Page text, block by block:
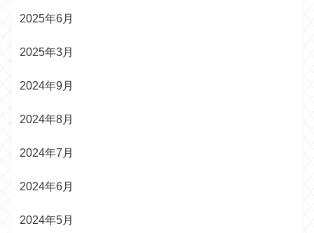
2025年6月
2025年3月
2024年9月
2024年8月
2024年7月
2024年6月
2024年5月